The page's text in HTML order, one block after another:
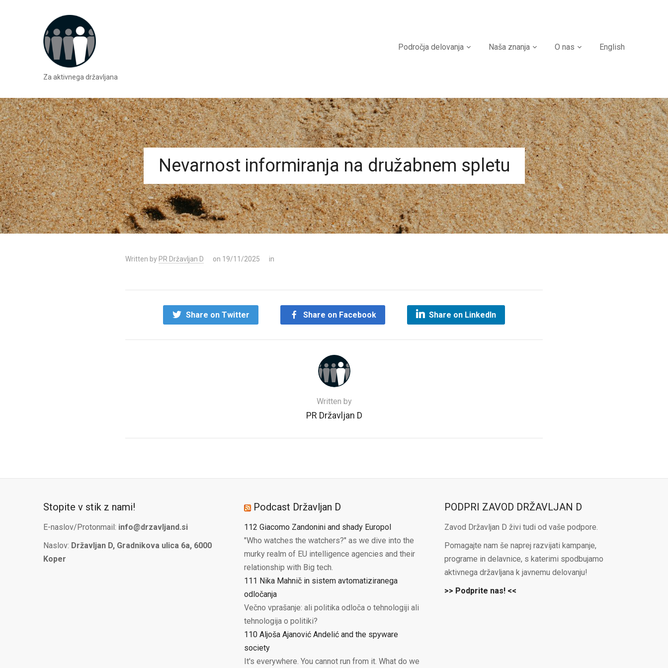
Za aktivnega državljana
Področja delovanja Naša znanja O nas English
Nevarnost informiranja na družabnem spletu
Written by PR Državljan D on 19/11/2025 in
Share on Twitter Share on Facebook Share on LinkedIn
Written by
PR Državljan D
Stopite v stik z nami!
E-naslov/Protonmail: info@drzavljand.si
Naslov: Državljan D, Gradnikova ulica 6a, 6000
Koper
Podcast Državljan D
112 Giacomo Zandonini and shady Europol
"Who watches the watchers?" as we dive into the
murky realm of EU intelligence agencies and their
relationship with Big tech.
111 Nika Mahnič in sistem avtomatiziranega
odločanja
Večno vprašanje: ali politika odloča o tehnologiji ali
tehnologija o politiki?
110 Aljoša Ajanović Andelić and the spyware
society
It's everywhere. You cannot run from it. What do we
PODPRI ZAVOD DRŽAVLJAN D
Zavod Državljan D živi tudi od vaše podpore.
Pomagajte nam še naprej razvijati kampanje,
programe in delavnice, s katerimi spodbujamo
aktivnega državljana k javnemu delovanju!
>> Podprite nas! <<